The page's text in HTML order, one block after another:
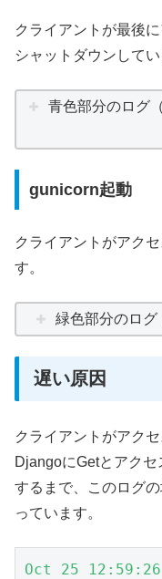
クライアントが最後
シャットダウンしてい
青色部分のログ
gunicorn起動
クライアントがアク
す。
緑色部分のログ
遅い原因
クライアントがアク
DjangoにGetとアク
するまで、このログ
っています。
Oct 25